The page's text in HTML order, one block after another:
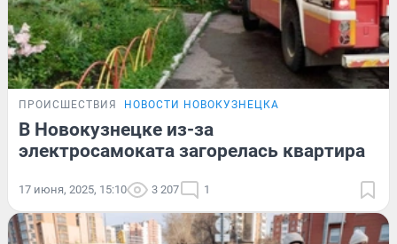
ПРОИСШЕСТВИЯ НОВОСТИ НОВОКУЗНЕЦКА
В Новокузнецке из-за
электросамоката загорелась квартира
17 июня, 2025, 15:10 3 207 1